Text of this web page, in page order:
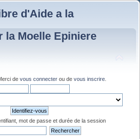
d'Aide a la
la Moelle Epiniere
de vous connecter ou de vous inscrire
mot de passe et durée de la session